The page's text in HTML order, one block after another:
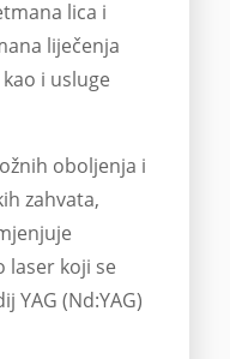
lica i
liječenja
i usluge
oboljenja i
zahvata,
laser koji se
YAG (Nd:YAG)